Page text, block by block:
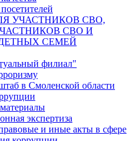
УЧАСТНИКОВ СВО,
СВО И
СЕМЕЙ
филиал"
в Смоленской области
экспертиза
и иные акты в сфере